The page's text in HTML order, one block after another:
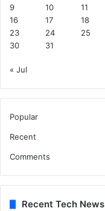
9
10 11
16
17 18
23
24 25
30
31
« Jul
Popular
Recent
Comments
Recent Tech News